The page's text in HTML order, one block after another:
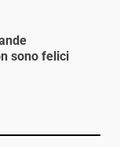
sono felici